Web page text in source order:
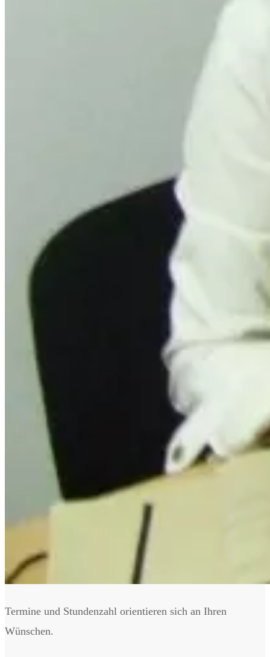
Termine und Stundenzahl orientieren sich an Ihren
Wünschen.